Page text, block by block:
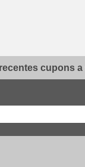
cupons